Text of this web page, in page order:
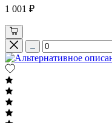
1 001 ₽